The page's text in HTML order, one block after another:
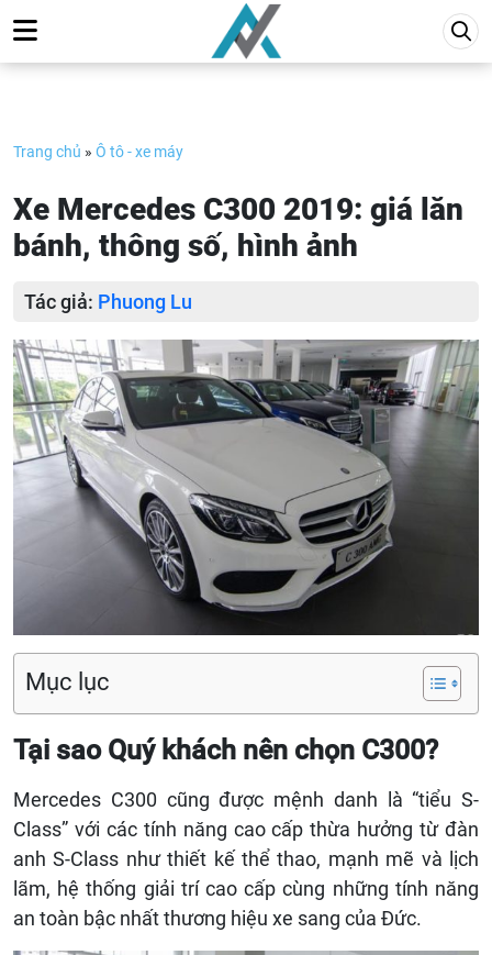
to
content
Trang chủ » Ô tô - xe máy
Xe Mercedes C300 2019: giá lăn
bánh, thông số, hình ảnh
Tác giả: Phuong Lu
Mục lục
Tại sao Quý khách nên chọn C300?
Mercedes C300 cũng được mệnh danh là “tiểu S-
Class” với các tính năng cao cấp thừa hưởng từ đàn
anh S-Class như thiết kế thể thao, mạnh mẽ và lịch
lãm, hệ thống giải trí cao cấp cùng những tính năng
an toàn bậc nhất thương hiệu xe sang của Đức.